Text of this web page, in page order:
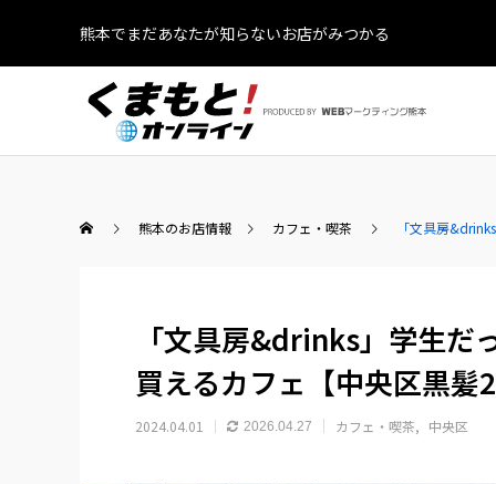
熊本でまだあなたが知らないお店がみつかる
熊本のお店情報 カフェ・喫茶 「文具房
「文具房&drinks」学生だ
買えるカフェ【中央区黒髪
2024.04.01 2026.04.27 カフェ・喫茶 中央区